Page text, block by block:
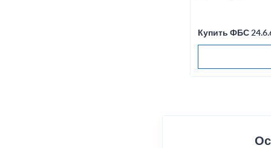
Купить ФБС